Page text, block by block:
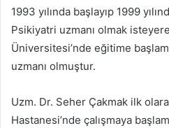
1993 yılında başlayıp 1999
Psikiyatri uzmanı olmak
Üniversitesi’nde eğitime
uzmanı olmuştur.
Uzm. Dr. Seher Çakmak ilk
Hastanesi’nde çalışmaya